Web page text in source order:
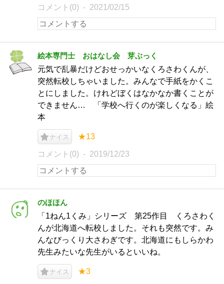
コメント(0) 2021/02/15
絵本専門士 おはなし会 芽ぶっく
元気で乱暴だけどおせっかいなくろさわくんが、
突然転校しちゃいました。みんなで手紙をかくこ
とにしました。けれどぼくはなかなか書くことが
できません… 「学校へ行くのが楽しくなる」絵
本
ナイス ★13
コメント(0) 2019/12/23
のほほん
「1ねん1くみ」シリーズ 第25作目 くろさわく
んが北海道へ転校しました。それも突然です。み
んなびっくり大さわぎです。北海道にもしらかわ
先生みたいな先生がいるといいね。
ナイス ★3